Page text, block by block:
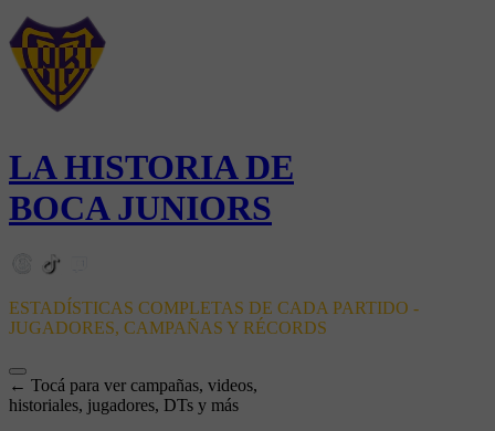
LA HISTORIA DE
BOCA JUNIORS
ESTADÍSTICAS COMPLETAS DE CADA PARTIDO -
JUGADORES, CAMPAÑAS Y RÉCORDS
← Tocá para ver campañas, videos,
historiales, jugadores, DTs y más